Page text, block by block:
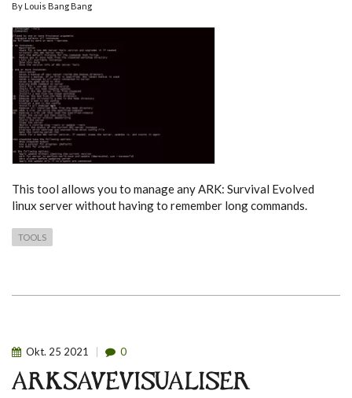
By Louis Bang Bang
This tool allows you to manage any ARK: Survival Evolved
linux server without having to remember long commands.
TOOLS
Okt. 25 2021 0
ARKSAVEVISUALISER